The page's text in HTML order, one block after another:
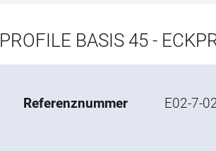
PROFILE BASIS 45 -
Referenznummer E02-7-